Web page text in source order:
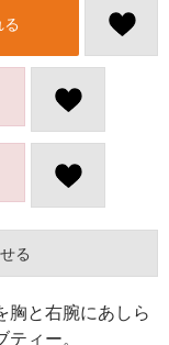
る
胸と右腕にあしら
ィー。